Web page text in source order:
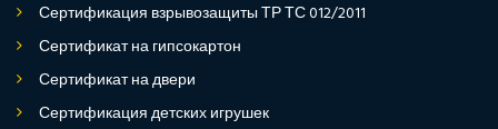
Сертификация взрывозащиты ТР ТС 012/2011
Сертификат на гипсокартон
Сертификат на двери
Сертификация детских игрушек